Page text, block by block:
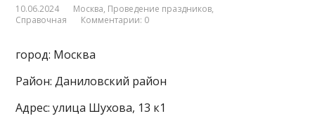
10.06.2024 Москва, Проведение праздников,
Справочная
Комментарии: 0
город: Москва
Район: Даниловский район
Адрес: улица Шухова, 13 к1